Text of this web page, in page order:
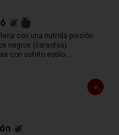
con una nutrida porciòn
negros (caraotas)
con sofrito estilo